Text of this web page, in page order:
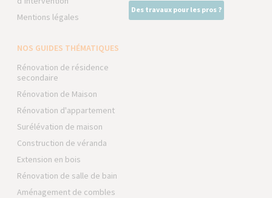
Mentions légales
Des travaux pour les pros ?
NOS GUIDES THÉMATIQUES
Rénovation de résidence
secondaire
Rénovation de Maison
Rénovation d'appartement
Surélévation de maison
Construction de véranda
Extension en bois
Rénovation de salle de bain
Aménagement de combles